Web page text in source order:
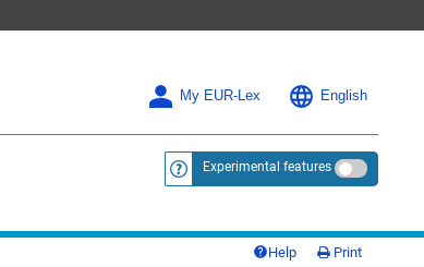
My EUR-Lex English
<a href="https://eur-lex.europa.eu/
Experimental features
Help Print